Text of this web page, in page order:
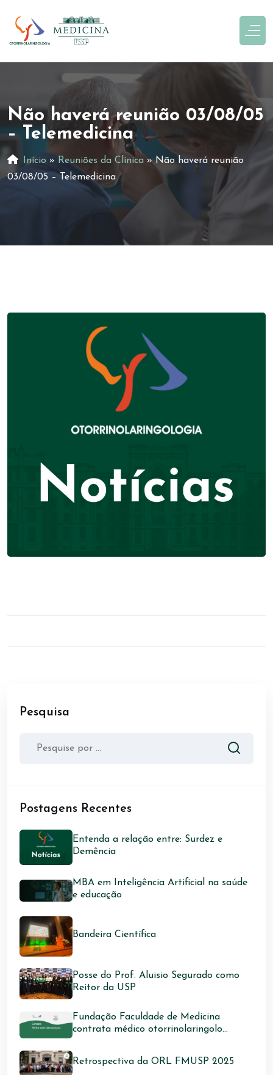
Não haverá reunião 03/08/05
– Telemedicina
Início » Reuniões da Clínica »Não haverá reunião
03/08/05 – Telemedicina
Pesquisa
Postagens Recentes
Entenda a relação entre: Surdez e
Demência
MBA em Inteligência Artificial na saúde
e educação
Bandeira Científica
Posse do Prof. Aluisio Segurado como
Reitor da USP
Fundação Faculdade de Medicina
contrata médico otorrinolaringolo...
Retrospectiva da ORL FMUSP 2025